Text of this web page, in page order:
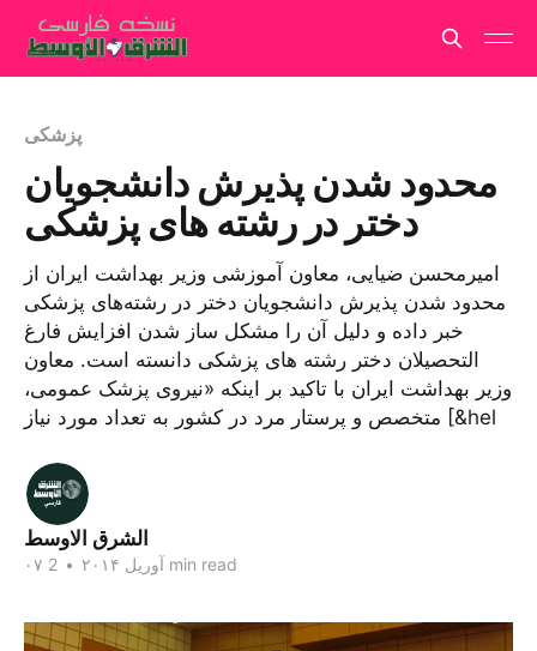
پزشکی
محدود شدن پذیرش دانشجویان
دختر در رشته های پزشکی
امیرمحسن ضیایی، معاون آموزشی وزیر بهداشت ایران از
محدود شدن پذیرش دانشجویان دختر در رشته‌های پزشکی
خبر داده و دلیل آن را مشکل ساز شدن افزایش فارغ
التحصیلان دختر رشته های پزشکی دانسته است. معاون
وزیر بهداشت ایران با تاکید بر اینکه «نیروی پزشک عمومی،
متخصص و پرستار مرد در کشور به تعداد مورد نیاز [&hel
الشرق الاوسط
۰۷ آوریل ۲۰۱۴ • 2 min read